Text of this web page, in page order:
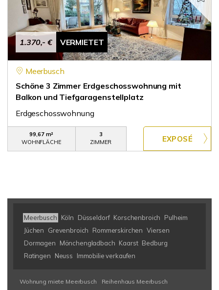
1.370,- € VERMIETET
Meerbusch
Schöne 3 Zimmer Erdgeschosswohnung mit
Balkon und Tiefgaragenstellplatz
Erdgeschosswohnung
99,67 m²
WOHNFLÄCHE
3
ZIMMER
Meerbusch Köln Düsseldorf Korschenbroich
Pulheim
Jüchen
Grevenbroich Rommerskirchen Viersen
Dormagen
Mönchengladbach Kaarst Bedburg
Ratingen
Neuss Immobilie verkaufen
Wohnung miete Meerbusch
Reihenhaus Meerbusch